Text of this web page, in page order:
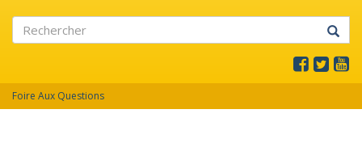
Foire Aux Questions